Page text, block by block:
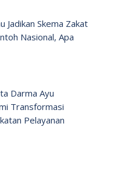
Jadikan Skema Zakat
Nasional, Apa
Darma Ayu
Transformasi
Pelayanan